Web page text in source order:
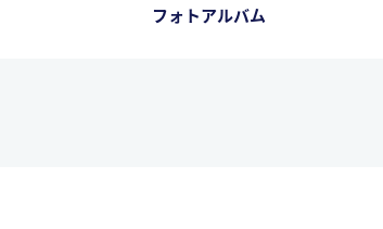
フォトアルバム